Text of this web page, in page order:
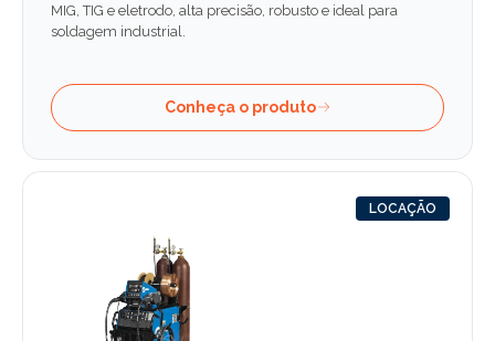
MIG, TIG e eletrodo, alta precisão, robusto e ideal para
soldagem industrial.
Conheça o produto
LOCAÇÃO